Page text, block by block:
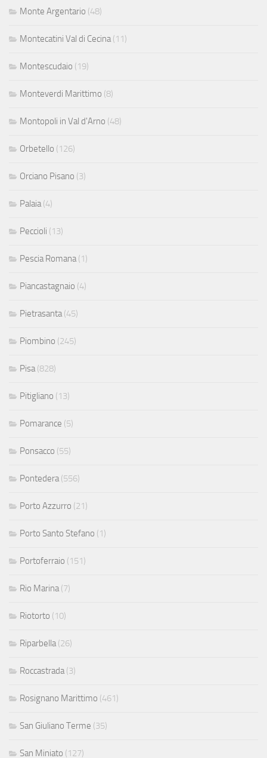
Monte Argentario (48)
Montecatini Val di Cecina (11)
Montescudaio (19)
Monteverdi Marittimo (8)
Montopoli in Val d'Arno (48)
Orbetello (126)
Orciano Pisano (3)
Palaia (4)
Peccioli (13)
Pescia Romana (1)
Piancastagnaio (4)
Pietrasanta (45)
Piombino (245)
Pisa (828)
Pitigliano (13)
Pomarance (5)
Ponsacco (55)
Pontedera (556)
Porto Azzurro (21)
Porto Santo Stefano (1)
Portoferraio (151)
Rio Marina (7)
Riotorto (10)
Riparbella (26)
Roccastrada (3)
Rosignano Marittimo (461)
San Giuliano Terme (35)
San Miniato (127)